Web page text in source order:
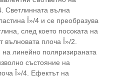
Светлинната вълна
Î»/4 и се преобразува
след което посоката на
вълновата плоча Î»/2.
линейно поляризираната
състояние на
Î»/4. Ефектът на